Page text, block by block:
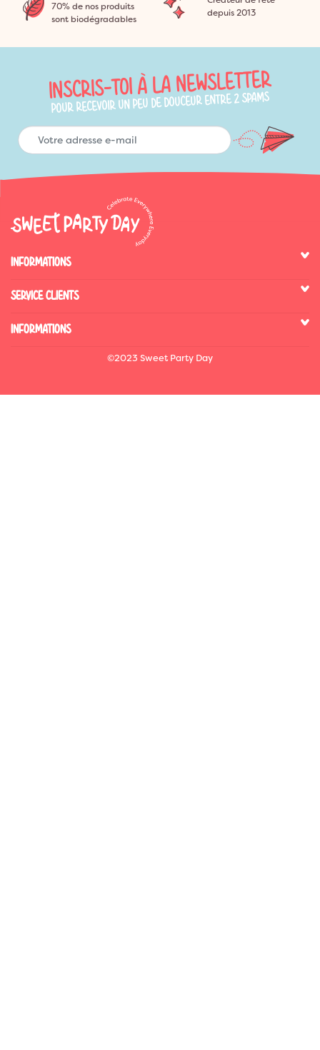
70% de nos produits
sont biodégradables
depuis 2013
INSCRIS-TOI À LA NEWSLETTER
POUR RECEVOIR UN PEU DE DOUCEUR ENTRE 2 SPAMS
INFORMATIONS
SERVICE CLIENTS
INFORMATIONS
©2023 Sweet Party Day